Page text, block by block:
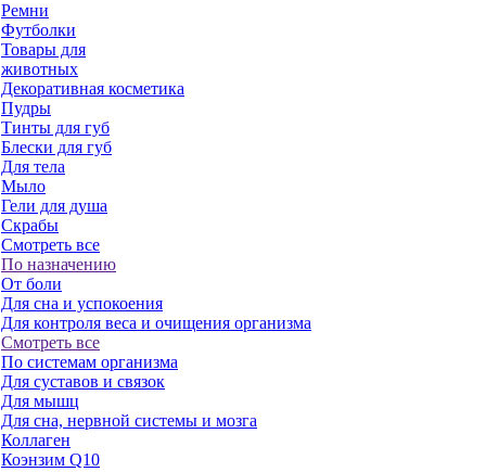
Ремни
Футболки
Товары для
животных
Декоративная косметика
Пудры
Тинты для губ
Блески для губ
Для тела
Мыло
Гели для душа
Скрабы
Смотреть все
По назначению
От боли
Для сна и успокоения
Для контроля веса и очищения организма
Смотреть все
По системам организма
Для суставов и связок
Для мышц
Для сна, нервной системы и мозга
Коллаген
Коэнзим Q10